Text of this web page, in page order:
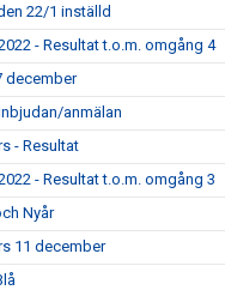
22/1 inställd
- Resultat t.o.m. omgång 4
december
anmälan
- Resultat
- Resultat t.o.m. omgång 3
Nyår
11 december